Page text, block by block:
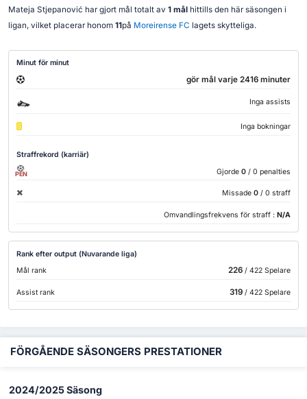
Mateja Stjepanović har gjort mål totalt av 1 mål hittills den här säsongen i
ligan, vilket placerar honom 11på Moreirense FC lagets skytteliga.
Minut för minut
gör mål varje 2416 minuter
Inga assists
Inga bokningar
Straffrekord (karriär)
PEN Gjorde 0 / 0 penalties
Missade 0 / 0 straff
Omvandlingsfrekvens för straff : N/A
Rank efter output (Nuvarande liga)
Mål rank
226/ 422 Spelare
Assist rank 319/ 422 Spelare
FÖRGÅENDE SÄSONGERS PRESTATIONER
2024/2025 Säsong